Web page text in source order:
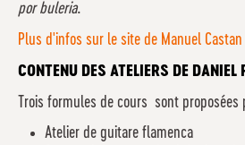
por buleria.
Plus d'infos sur le site de Manuel Castan
CONTENU DES ATELIERS DE DANIEL
Trois formules de cours sont proposées
Atelier de guitare flamenca